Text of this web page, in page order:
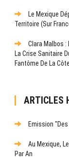
Le Mexique
Territoire (sur
Clara Malbos
La Crise Sanitaire
Fantôme De La
ARTICLES
Emission
Au Mexique,
Par An